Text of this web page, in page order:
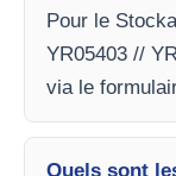
Pour le
YR05403 //
via le
Quels sont